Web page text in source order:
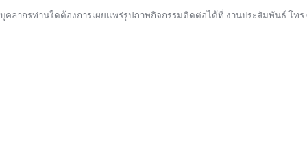
บุคลากรท่านใดต้องการเผยแพร่รูปภาพกิจกรรมติดต่อได้ที่ งานประสัมพันธ์ โทร